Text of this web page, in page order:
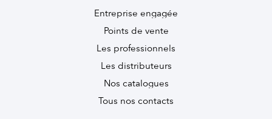
Entreprise engagée
Points de vente
Les professionnels
Les distributeurs
Nos catalogues
Tous nos contacts